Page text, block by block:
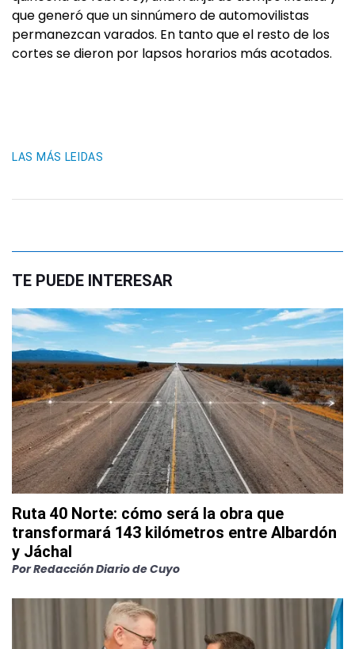
que generó que un sinnúmero de automovilistas
permanezcan varados. En tanto que el resto de los
cortes se dieron por lapsos horarios más acotados.
LAS MÁS LEIDAS
TE PUEDE INTERESAR
Ruta 40 Norte: cómo será la obra que
transformará 143 kilómetros entre Albardón
y Jáchal
PorRedacción Diario de Cuyo